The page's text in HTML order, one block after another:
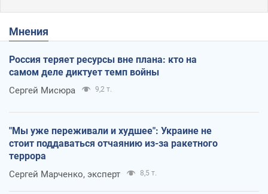
Мнения
Россия теряет ресурсы вне плана: кто на
самом деле диктует темп войны
Сергей Мисюра 9,2 т.
"Мы уже переживали и худшее": Украине не
стоит поддаваться отчаянию из-за ракетного
террора
Сергей Марченко, эксперт 8,5 т.